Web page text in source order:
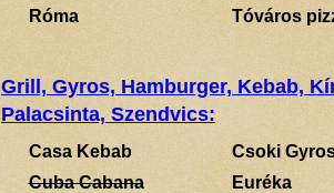
Róma
Tóváros
Grill, Gyros, Hamburger, Kebab,
Palacsinta, Szendvics:
Casa Kebab
Csoki
Cuba Cabana
Euréka